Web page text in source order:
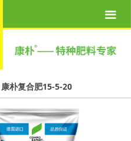
끀
康朴复合肥15-5-20